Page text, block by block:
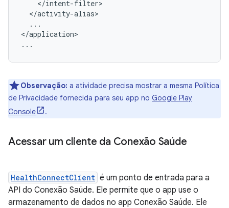
...
</application>
Observação: a atividade precisa mostrar a mesma Política
de Privacidade fornecida para seu app no Google Play
Console
.
Acessar um cliente da Conexão Saúde
HealthConnectClient é um ponto de entrada para a
API do Conexão Saúde. Ele permite que o app use o
armazenamento de dados no app Conexão Saúde. Ele